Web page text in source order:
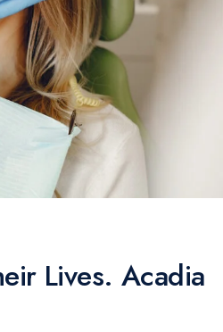
Lives. Acadia